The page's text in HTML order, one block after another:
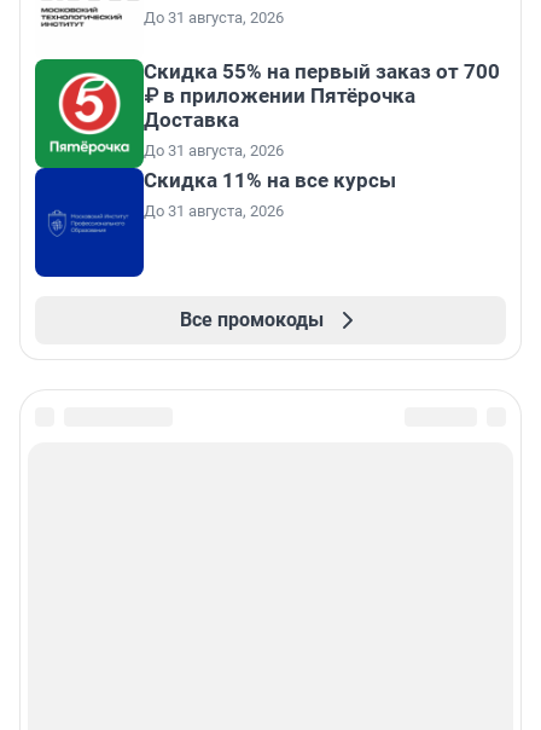
До 31 августа, 2026
Скидка 55% на первый заказ от 700
₽ в приложении Пятёрочка
Доставка
До 31 августа, 2026
Скидка 11% на все курсы
До 31 августа, 2026
Все промокоды